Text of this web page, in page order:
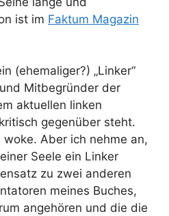
ist im Faktum Magazin
(ehemaliger?) „Linker“
Mitbegründer der
aktuellen linken
gegenüber steht.
Aber ich nehme an,
Seele ein Linker
zu zwei anderen
meines Buches,
angehören und die die